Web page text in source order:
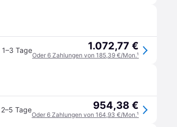
1–3 Tage 1.072,77 €
Oder 6 Zahlungen von 185,39 €/Mon.¹
2–5 Tage 954,38 €
Oder 6 Zahlungen von 164,93 €/Mon.¹